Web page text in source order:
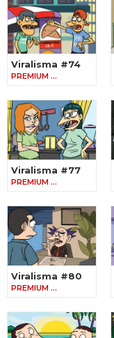
Viralisma #74
PREMIUM …
Viralisma #77
PREMIUM …
Viralisma #80
PREMIUM …